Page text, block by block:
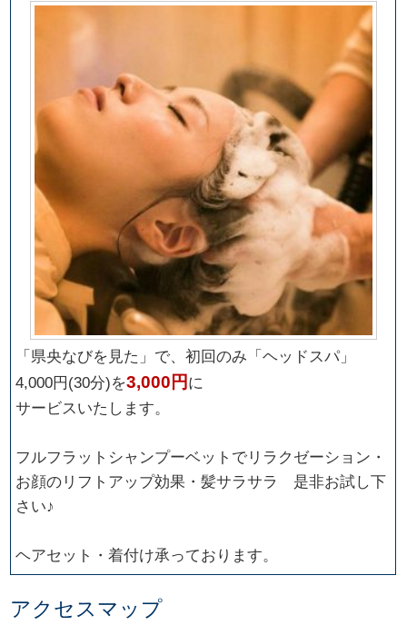
「県央なびを見た」で、初回のみ「ヘッドスパ」
4,000円(30分)を3,000円 に
サービスいたします。
フルフラットシャンプーベットでリラクゼーション・
お顔のリフトアップ効果・髪サラサラ 是非お試し下
さい♪
ヘアセット・着付け承っております。
アクセスマップ